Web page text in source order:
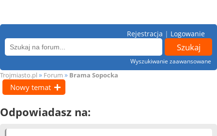
Wyszukiwanie zaawansowane
Rejestracja | Logowanie
Trojmiasto.pl » Forum » Brama Sopocka
Nowy temat
Odpowiadasz na: